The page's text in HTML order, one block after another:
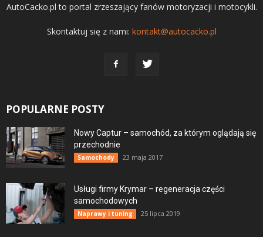
AutoCacko.pl to portal zrzeszający fanów motoryzacji i motocykli.
Skontaktuj się z nami: kontakt@autocacko.pl
POPULARNE POSTY
Nowy Captur – samochód, za którym oglądają się
przechodnie
Samochody 23 maja 2017
Usługi firmy Krymar – regeneracja części
samochodowych
Naprawy i tuning 25 lipca 2019